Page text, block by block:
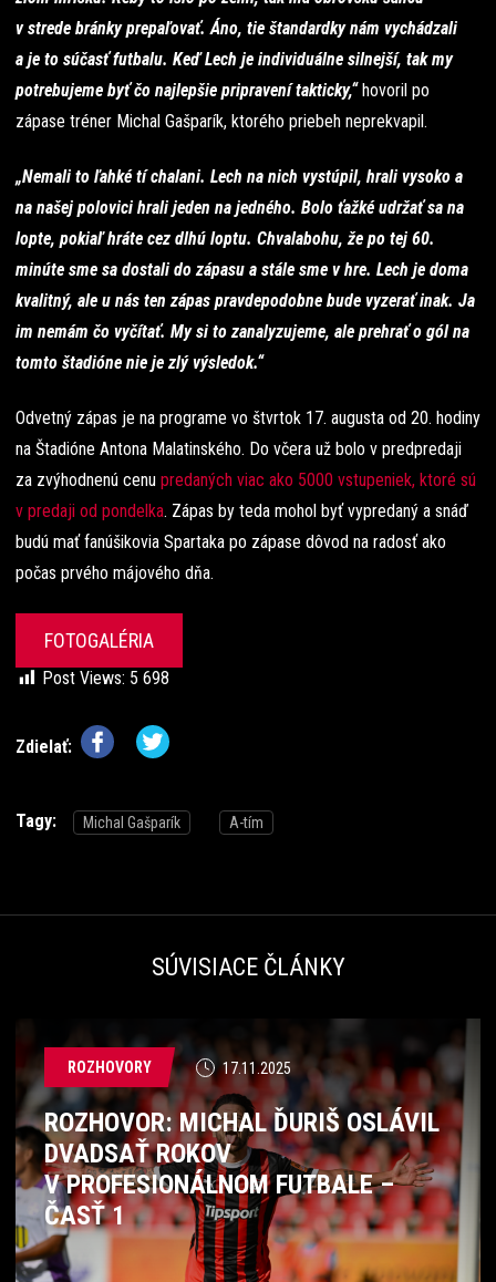
v strede bránky prepaľovať. Áno, tie štandardky nám vychádzali
a je to súčasť futbalu. Keď Lech je individuálne silnejší, tak my
potrebujeme byť čo najlepšie pripravení takticky,“hovoril po
zápase tréner Michal Gašparík, ktorého priebeh neprekvapil.
„Nemali to ľahké tí chalani. Lech na nich vystúpil, hrali vysoko a
na našej polovici hrali jeden na jedného. Bolo ťažké udržať sa na
lopte, pokiaľ hráte cez dlhú loptu. Chvalabohu, že po tej 60.
minúte sme sa dostali do zápasu a stále sme v hre. Lech je doma
kvalitný, ale u nás ten zápas pravdepodobne bude vyzerať inak. Ja
im nemám čo vyčítať. My si to zanalyzujeme, ale prehrať o gól na
tomto štadióne nie je zlý výsledok.“
Odvetný zápas je na programe vo štvrtok 17. augusta od 20. hodiny
na Štadióne Antona Malatinského. Do včera už bolo v predpredaji
za zvýhodnenú cenu predaných viac ako 5000 vstupeniek, ktoré sú
v predaji od pondelka. Zápas by teda mohol byť vypredaný a snáď
budú mať fanúšikovia Spartaka po zápase dôvod na radosť ako
počas prvého májového dňa.
FOTOGALÉRIA
Post Views: 5 698
Zdielať:
Tagy: Michal Gašparík A-tím
SÚVISIACE ČLÁNKY
ROZHOVORY 17.11.2025
ROZHOVOR: MICHAL ĎURIŠ OSLÁVIL
DVADSAŤ ROKOV
V PROFESIONÁLNOM FUTBALE –
ČASŤ 1